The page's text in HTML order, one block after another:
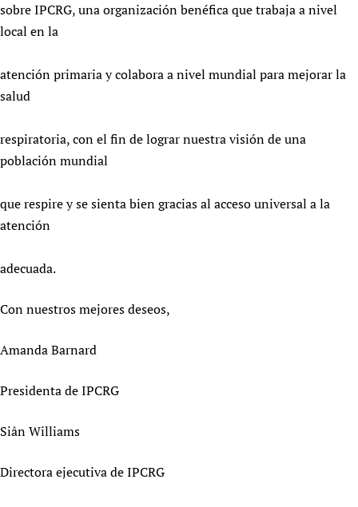
sobre IPCRG, una organización benéfica que trabaja a nivel
local en la
atención primaria y colabora a nivel mundial para mejorar la
salud
respiratoria, con el fin de lograr nuestra visión de una
población mundial
que respire y se sienta bien gracias al acceso universal a la
atención
adecuada.
Con nuestros mejores deseos,
Amanda Barnard
Presidenta de IPCRG
Siân Williams
Directora ejecutiva de IPCRG